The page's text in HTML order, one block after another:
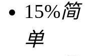
15%简
单